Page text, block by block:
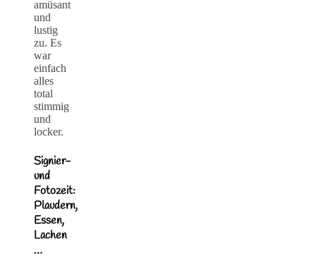
amüsant
und
lustig
zu. Es
war
einfach
alles
total
stimmig
und
locker.
Signier-
und
Fotozeit:
Plaudern,
Essen,
Lachen
…